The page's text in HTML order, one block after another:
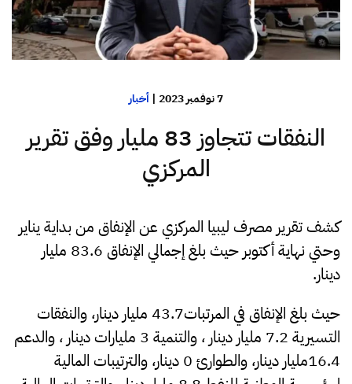
7 نوفمبر 2023 | أخبار
النفقات تتجاوز 83 مليار وفق تقرير
المركزي
كشف تقرير مصرف ليبيا المركزي عن الإنفاق من بداية يناير
وحتي نهاية أكتوبر حيث بلغ إجمالي الإنفاق 83.6 مليار
دينار.
حيث بلغ الإنفاق في المرتبات43.7 مليار دينار، والنفقات
التسيرية 7.2 مليار دينار ، والتنمية 3 مليارات دينار ، والدعم
16.4مليار دينار، والطوارئ 0 دينار، والترتيبات المالية